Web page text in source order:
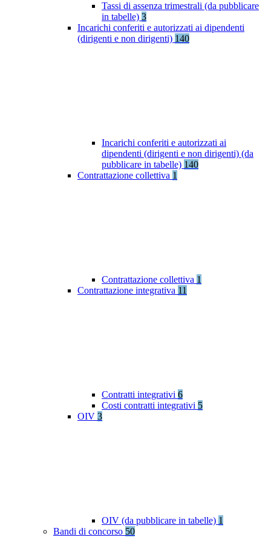
Tassi di assenza trimestrali (da pubblicare
in tabelle) 3
Incarichi conferiti e autorizzati ai dipendenti
(dirigenti e non dirigenti) 140
Incarichi conferiti e autorizzati ai
dipendenti (dirigenti e non dirigenti) (da
pubblicare in tabelle) 140
Contrattazione collettiva 1
Contrattazione collettiva 1
Contrattazione integrativa 11
Contratti integrativi 6
Costi contratti integrativi 5
OIV 3
OIV (da pubblicare in tabelle) 1
Bandi di concorso 50